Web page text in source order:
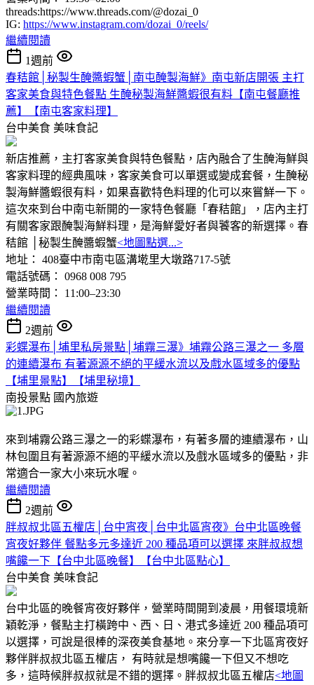
threads:https://www.threads.com/@dozai_0
IG: https://www.instagram.com/dozai_0/reels/
繼續閱讀
1週前
春秸館│秘製生醃醬蝦蟹│南屯醃製海鮮》南屯新店開張 主打
客家美食與特色餐點 生醃秘製海鮮醬蝦很有料【南屯餐廳推
薦】【南屯客家料理】
台中美食 美味食記
新店推薦，主打客家美食與特色餐點，店內融合了生醃海鮮與
客家料理的經典風味，客家美食可以單選或變成套餐，生醃秘
製海鮮醬蝦很有料，如果喜歡特色料理的化可以來嘗鮮一下。
這次來到台中南屯新開的一家特色餐廳「春秸館」，店內主打
有關客家跟醃製海鮮料理，是海鮮愛好者與饕客的新選擇。春
秸館 │秘製生醃醬蝦蟹<地圖點選...>
地址： 408臺中市南屯區溝墘里大墩路717-5號
電話號碼： 0968 008 795
營業時間： 11:00–23:30
繼續閱讀
2週前
彩蝶瀑布│埔里私房景點│埔霧三瀑》埔霧公路三瀑之一 多層
的連續瀑布 有著源源不絕的平緩水流以及戲水區域多的優點
【埔里景點】【埔里秘境】
南投景點 國內旅遊
來到埔霧公路三瀑之一的彩蝶瀑布，有著多層的連續瀑布，山
林包圍且有著源源不絕的平緩水流以及戲水區域多的優點，非
常適合一家大小來玩水喔。
繼續閱讀
2週前
胖叔叔北區五權店│台中宵夜│台中北區宵夜》台中北區晚餐
宵夜好夥伴 餐點多元多達近 200 種品項可以選擇 來胖叔叔想
嘴饞一下【台中北區晚餐】【台中北區點心】
台中美食 美味食記
台中北區的晚餐宵夜好夥伴，營業時間開到凌晨，用餐環境新
穎乾淨，餐點主打橫跨中、西、日、港式多達近 200 種品項可
以選擇，可說是很棒的深夜美食基地。來分享一下北區宵夜好
夥伴胖叔叔北區五權店， 有時就是想嘴饞一下但又不想吃
多，這時候胖叔叔就是不錯的選擇。胖叔叔北區五權店<地圖